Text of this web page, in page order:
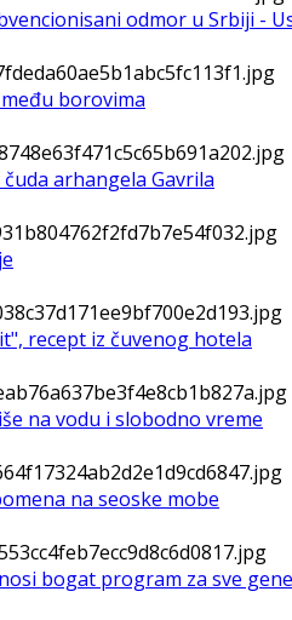
odmor u Srbiji -
borovima
arhangela Gavrila
recept iz čuvenog hotela
na vodu i slobodno vreme
na seoske mobe
bogat program za sve